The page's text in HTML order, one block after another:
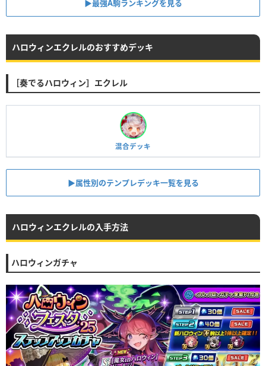
▶︎最強A駒ランキングを見る
ハロウィンエクレルのおすすめデッキ
［奏でるハロウィン］エクレル
混合デッキ
▶︎属性別のテンプレデッキ一覧を見る
ハロウィンエクレルの入手方法
ハロウィンガチャ